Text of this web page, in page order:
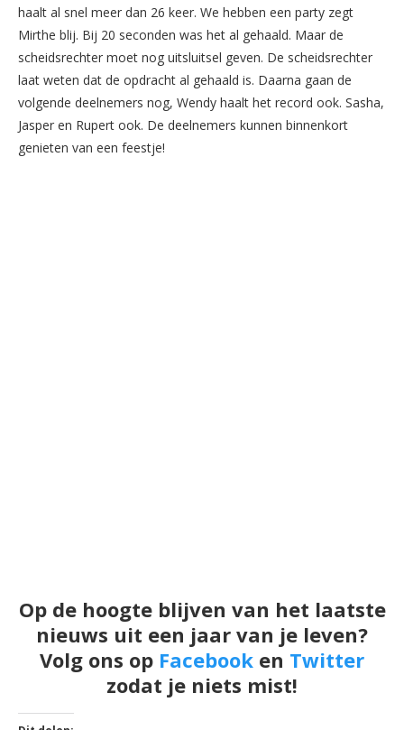
haalt al snel meer dan 26 keer. We hebben een party zegt
Mirthe blij. Bij 20 seconden was het al gehaald. Maar de
scheidsrechter moet nog uitsluitsel geven. De scheidsrechter
laat weten dat de opdracht al gehaald is. Daarna gaan de
volgende deelnemers nog, Wendy haalt het record ook. Sasha,
Jasper en Rupert ook. De deelnemers kunnen binnenkort
genieten van een feestje!
Op de hoogte blijven van het laatste
nieuws uit een jaar van je leven?
Volg ons op Facebook en Twitter
zodat je niets mist!